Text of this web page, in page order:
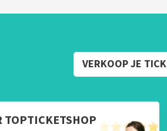
VERKOOP JE
TOPTICKETSHOP